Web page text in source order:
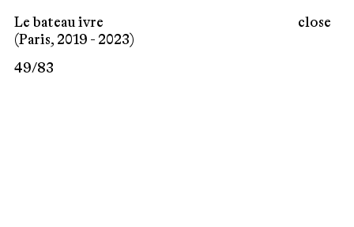
Le bateau ivre
(Paris, 2019 - 2023)
49/83
close